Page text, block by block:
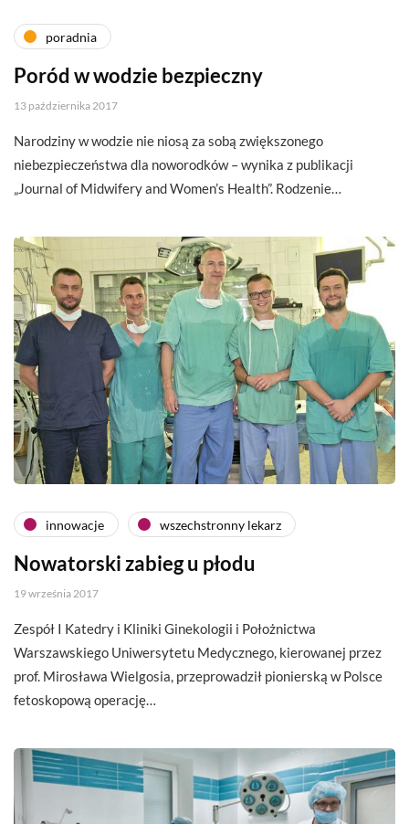
poradnia
Poród w wodzie bezpieczny
13 października 2017
Narodziny w wodzie nie niosą za sobą zwiększonego
niebezpieczeństwa dla noworodków – wynika z publikacji
„Journal of Midwifery and Women’s Health”. Rodzenie…
innowacje wszechstronny lekarz
Nowatorski zabieg u płodu
19 września 2017
Zespół I Katedry i Kliniki Ginekologii i Położnictwa
Warszawskiego Uniwersytetu Medycznego, kierowanej przez
prof. Mirosława Wielgosia, przeprowadził pionierską w Polsce
fetoskopową operację…